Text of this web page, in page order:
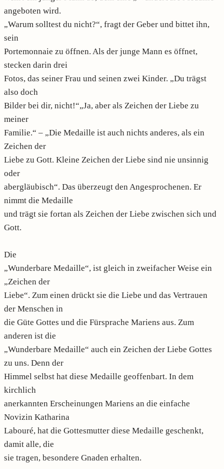
angeboten wird.
„Warum solltest du nicht?“, fragt der Geber und bittet ihn,
sein
Portemonnaie zu öffnen. Als der junge Mann es öffnet,
stecken darin drei
Fotos, das seiner Frau und seinen zwei Kinder. „Du trägst
also doch
Bilder bei dir, nicht!“„Ja, aber als Zeichen der Liebe zu
meiner
Familie.“ – „Die Medaille ist auch nichts anderes, als ein
Zeichen der
Liebe zu Gott. Kleine Zeichen der Liebe sind nie unsinnig
oder
abergläubisch“. Das überzeugt den Angesprochenen. Er
nimmt die Medaille
und trägt sie fortan als Zeichen der Liebe zwischen sich und
Gott.
Die
„Wunderbare Medaille“, ist gleich in zweifacher Weise ein
„Zeichen der
Liebe“. Zum einen drückt sie die Liebe und das Vertrauen
der Menschen in
die Güte Gottes und die Fürsprache Mariens aus. Zum
anderen ist die
„Wunderbare Medaille“ auch ein Zeichen der Liebe Gottes
zu uns. Denn der
Himmel selbst hat diese Medaille geoffenbart. In dem
kirchlich
anerkannten Erscheinungen Mariens an die einfache
Novizin Katharina
Labouré, hat die Gottesmutter diese Medaille geschenkt,
damit alle, die
sie tragen, besondere Gnaden erhalten.